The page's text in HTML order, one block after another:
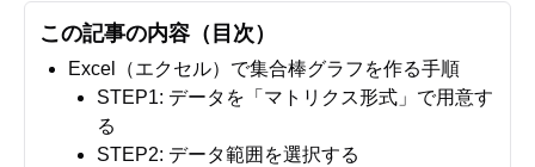
この記事の内容（目次）
Excel（エクセル）で集合棒グラフを作る手順
STEP1: データを「マトリクス形式」で用意す
る
STEP2: データ範囲を選択する